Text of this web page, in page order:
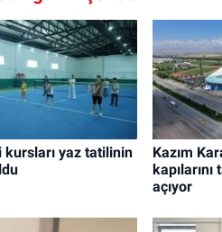
kursları yaz tatilinin
Kazım
açıyor